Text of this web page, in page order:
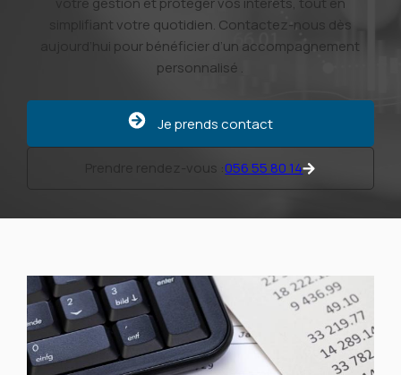
simplifiant votre quotidien. Contactez-nous dès
aujourd’hui pour bénéficier d’un accompagnement
personnalisé .
Je prends contact
Prendre rendez-vous :056 55 80 14